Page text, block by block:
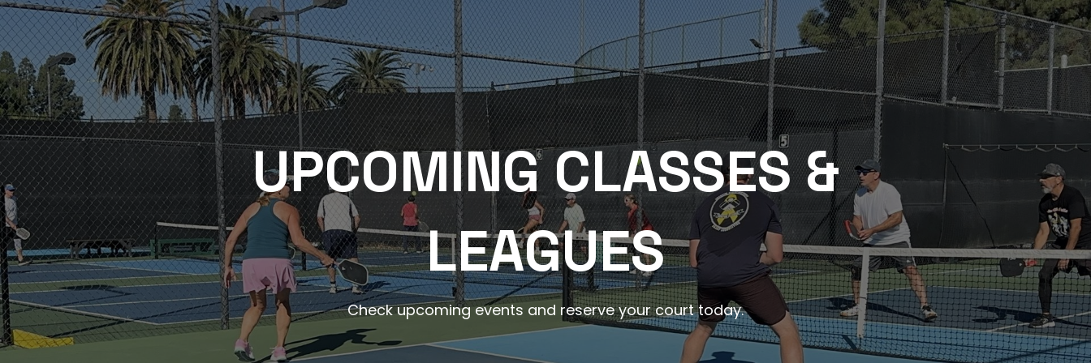
UPCOMING CLASSES &
LEAGUES
Check upcoming events and reserve your court today.